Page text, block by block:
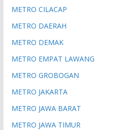
METRO CILACAP
METRO DAERAH
METRO DEMAK
METRO EMPAT LAWANG
METRO GROBOGAN
METRO JAKARTA
METRO JAWA BARAT
METRO JAWA TIMUR